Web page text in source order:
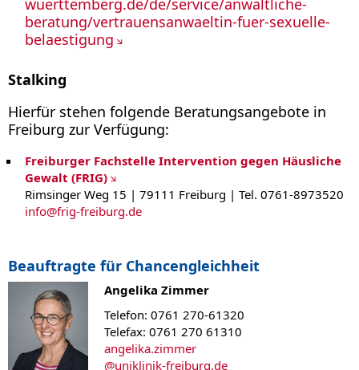
beratung/vertrauensanwaeltin-fuer-sexuelle-
belaestigung
Stalking
Hierfür stehen folgende Beratungsangebote in
Freiburg zur Verfügung:
Freiburger Fachstelle Intervention gegen Häusliche
Gewalt (FRIG)
Rimsinger Weg 15 | 79111 Freiburg | Tel. 0761-8973520
info@frig-freiburg.de
Beauftragte für Chancengleichheit
Angelika Zimmer
Telefon: 0761 270-61320
Telefax: 0761 270 61310
angelika.zimmer
@uniklinik-freiburg.de